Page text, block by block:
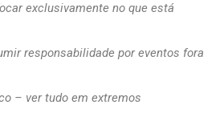
exclusivamente no que está
responsabilidade por eventos fora
– ver tudo em extremos